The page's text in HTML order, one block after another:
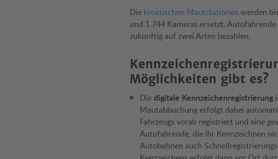
Die kroatischen Mautstationen werden
und 1.744 Kameras ersetzt.
zukünftig auf zwei Arten bezahlen.
Möglichkeiten gibt es?
Diedigitale Kennzeichenregistrierung
Mautabbuchung erfolgt dabei
Fahrzeugs vorab registriert und eine
Autofahrende, die ihr Kennzeichnen
Autobahnen auch